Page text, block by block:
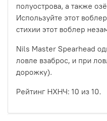
полуострова, а также
Используйте этот
стихии этот воблер
Nils Master Spearhead
ловле взаброс, и при
дорожку).
Рейтинг НХНЧ: 10 из 10.